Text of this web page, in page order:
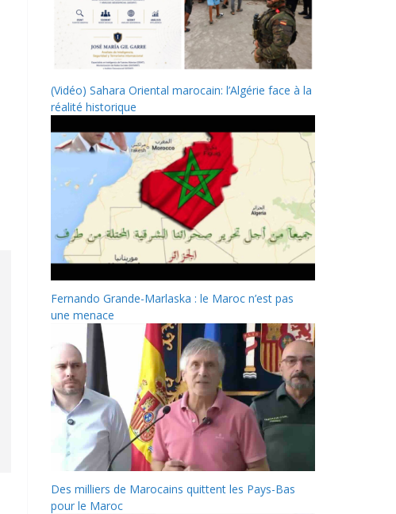
(Vidéo) Sahara Oriental marocain: l’Algérie face à la
réalité historique
Fernando Grande-Marlaska : le Maroc n’est pas
une menace
Des milliers de Marocains quittent les Pays-Bas
pour le Maroc